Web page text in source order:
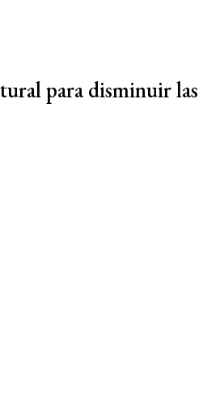
para disminuir las